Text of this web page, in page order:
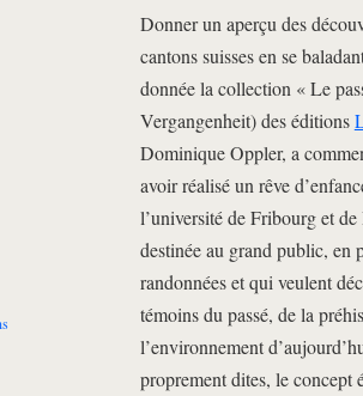
Donner un aperçu des
cantons suisses en se
donnée la collection « Le
Vergangenheit) des éditions
Dominique Oppler, a
avoir réalisé un rêve
l’université de Fribourg et
destinée au grand public, en
randonnées et qui veulent
témoins du passé, de la
l’environnement
proprement dites, le concept